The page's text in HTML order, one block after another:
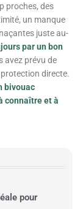
proches, des
un manque
juste au-
par un bon
avez prévu de
directe.
bivouac
connaître et à
pour